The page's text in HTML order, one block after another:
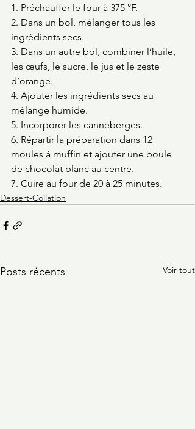
1. Préchauffer le four à 375 °F.
2. Dans un bol, mélanger tous les
ingrédients secs.
3. Dans un autre bol, combiner l’huile,
les œufs, le sucre, le jus et le zeste
d’orange.
4. Ajouter les ingrédients secs au
mélange humide.
5. Incorporer les canneberges.
6. Répartir la préparation dans 12
moules à muffin et ajouter une boule
de chocolat blanc au centre.
7. Cuire au four de 20 à 25 minutes.
Dessert-Collation
Posts récents Voir tout